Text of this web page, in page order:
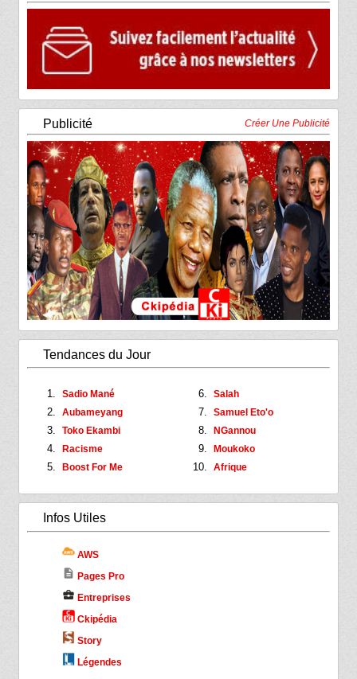
Publicité Créer Une Publicité
Tendances du Jour
Sadio Mané
Aubameyang
Toko Ekambi
Racisme
Boost For Me
Salah
Samuel Eto'o
NGannou
Moukoko
Afrique
Infos Utiles
AWS
description Pages Pro
business_center Entreprises
Ckipédia
Story
Légendes